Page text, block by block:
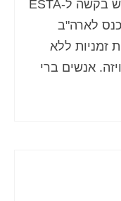
אפשרויות, בהתאם לנסיבות. הגש בקשה ל-ESTA
לארה"ב
זמניות ללא
אנשים ברי